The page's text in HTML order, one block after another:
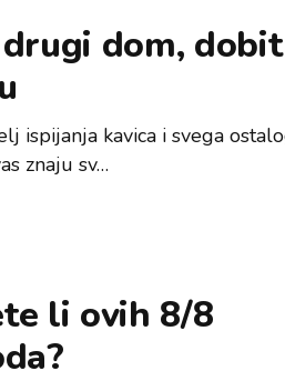
dom,
ispijanja kavica i svega
znaju sv…
li ovih 8/8